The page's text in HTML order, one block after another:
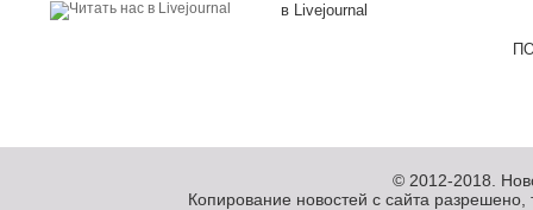
в Livejournal
© 2012-2018.
Копирование новостей с сайта разрешено,